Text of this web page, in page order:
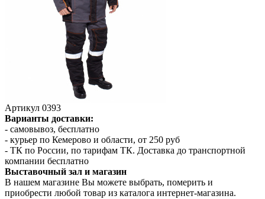
Артикул 0393
Варианты доставки:
- самовывоз, бесплатно
- курьер по Кемерово и области, от 250 руб
- ТК по России, по тарифам ТК. Доставка до транспортной
компании бесплатно
Выставочный зал и магазин
В нашем магазине Вы можете выбрать, померить и
приобрести любой товар из каталога интернет-магазина.